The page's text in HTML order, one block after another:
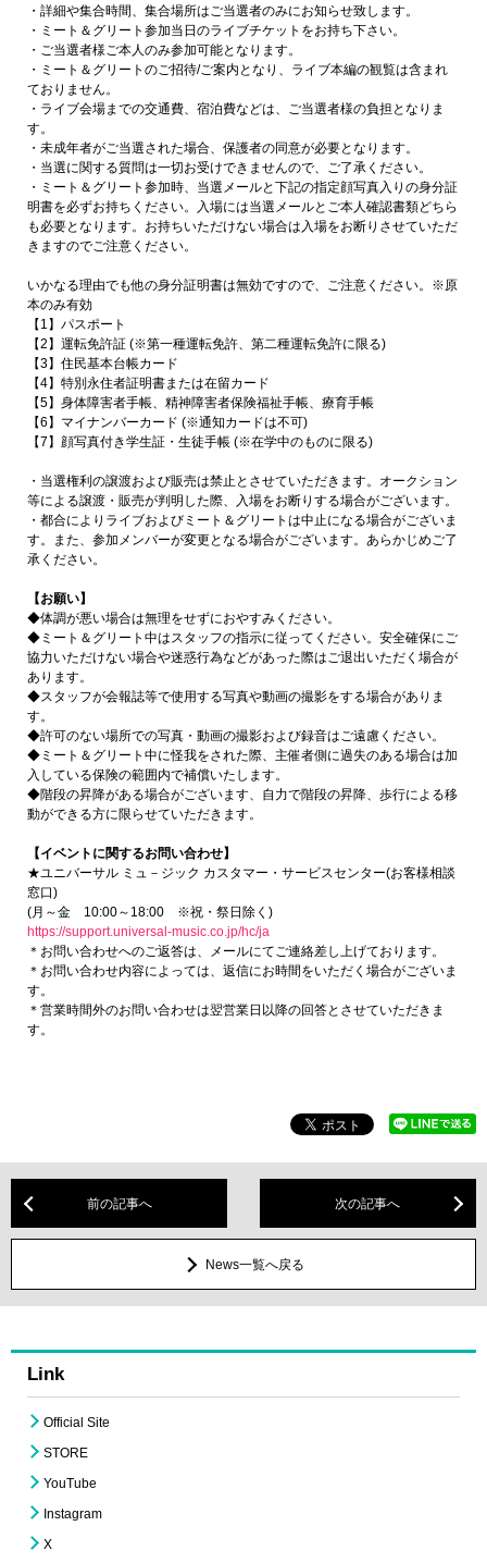
・詳細や集合時間、集合場所はご当選者のみにお知らせ致します。
・ミート＆グリート参加当日のライブチケットをお持ち下さい。
・ご当選者様ご本人のみ参加可能となります。
・ミート＆グリートのご招待/ご案内となり、ライブ本編の観覧は含まれ
ておりません。
・ライブ会場までの交通費、宿泊費などは、ご当選者様の負担となりま
す。
・未成年者がご当選された場合、保護者の同意が必要となります。
・当選に関する質問は一切お受けできませんので、ご了承ください。
・ミート＆グリート参加時、当選メールと下記の指定顔写真入りの身分証
明書を必ずお持ちください。入場には当選メールとご本人確認書類どちら
も必要となります。お持ちいただけない場合は入場をお断りさせていただ
きますのでご注意ください。
いかなる理由でも他の身分証明書は無効ですので、ご注意ください。※原
本のみ有効
【1】パスポート
【2】運転免許証 (※第一種運転免許、第二種運転免許に限る)
【3】住民基本台帳カード
【4】特別永住者証明書または在留カード
【5】身体障害者手帳、精神障害者保険福祉手帳、療育手帳
【6】マイナンバーカード (※通知カードは不可)
【7】顔写真付き学生証・生徒手帳 (※在学中のものに限る)
・当選権利の譲渡および販売は禁止とさせていただきます。オークション
等による譲渡・販売が判明した際、入場をお断りする場合がございます。
・都合によりライブおよびミート＆グリートは中止になる場合がございま
す。また、参加メンバーが変更となる場合がございます。あらかじめご了
承ください。
【お願い】
◆体調が悪い場合は無理をせずにおやすみください。
◆ミート＆グリート中はスタッフの指示に従ってください。安全確保にご
協力いただけない場合や迷惑行為などがあった際はご退出いただく場合が
あります。
◆スタッフが会報誌等で使用する写真や動画の撮影をする場合がありま
す。
◆許可のない場所での写真・動画の撮影および録音はご遠慮ください。
◆ミート＆グリート中に怪我をされた際、主催者側に過失のある場合は加
入している保険の範囲内で補償いたします。
◆階段の昇降がある場合がございます、自力で階段の昇降、歩行による移
動ができる方に限らせていただきます。
【イベントに関するお問い合わせ】
★ユニバーサル ミュ－ジック カスタマー・サービスセンター(お客様相談
窓口)
(月～金 10:00～18:00 ※祝・祭日除く)
https://support.universal-music.co.jp/hc/ja
＊お問い合わせへのご返答は、メールにてご連絡差し上げております。
＊お問い合わせ内容によっては、返信にお時間をいただく場合がございま
す。
＊営業時間外のお問い合わせは翌営業日以降の回答とさせていただきま
す。
前の記事へ 次の記事へ
News一覧へ戻る
Link
Official Site
STORE
YouTube
Instagram
X